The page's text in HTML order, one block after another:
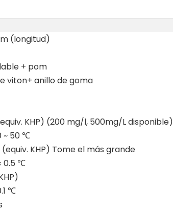
(longitud)
+ pom
viton+ anillo de goma
KHP) (200 mg/l, 500mg/L disponible)
~ 50 ℃
(equiv. KHP) Tome el más grande
0.5 ℃
℃